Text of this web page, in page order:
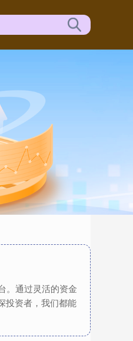
。通过灵活的资金
投资者，我们都能